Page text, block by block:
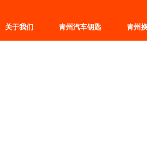
关于我们 青州汽车钥匙 青州